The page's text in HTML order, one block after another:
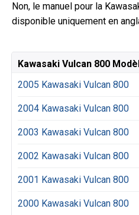
Non, le manuel pour la
disponible uniquement en
Kawasaki Vulcan 800
2005 Kawasaki Vulcan 800
2004 Kawasaki Vulcan 800
2003 Kawasaki Vulcan 800
2002 Kawasaki Vulcan 800
2001 Kawasaki Vulcan 800
2000 Kawasaki Vulcan 800